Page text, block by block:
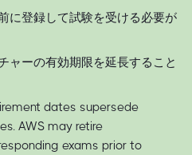
に登録して試験を受ける必要が
ャーの有効期限を延長すること
dates supersede
AWS may retire
exams prior to